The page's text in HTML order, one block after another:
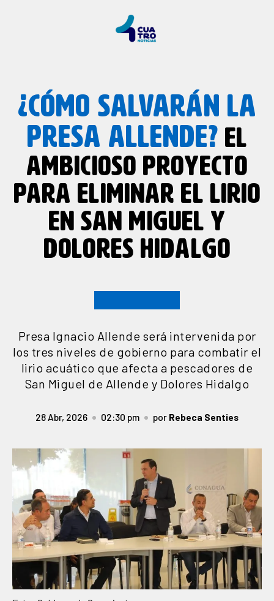
¿CÓMO SALVARÁN LA
PRESA ALLENDE? EL
AMBICIOSO PROYECTO
PARA ELIMINAR EL LIRIO
EN SAN MIGUEL Y
DOLORES HIDALGO
Presa Ignacio Allende será intervenida por
los tres niveles de gobierno para combatir el
lirio acuático que afecta a pescadores de
San Miguel de Allende y Dolores Hidalgo
28 Abr, 2026 02:30 pm por Rebeca Senties